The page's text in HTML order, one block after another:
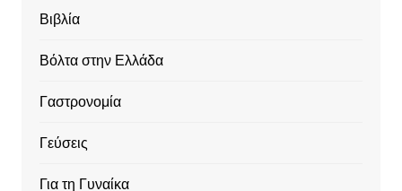
Βιβλία
Βόλτα στην Ελλάδα
Γαστρονομία
Γεύσεις
Για τη Γυναίκα